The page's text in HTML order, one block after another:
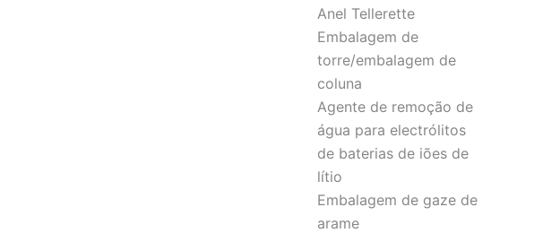
Anel Tellerette
Embalagem de
torre/embalagem de
coluna
Agente de remoção de
água para electrólitos
de baterias de iões de
lítio
Embalagem de gaze de
arame